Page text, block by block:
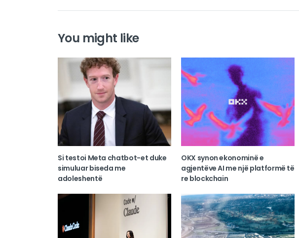
You might like
Si testoi Meta chatbot-et duke
simuluar biseda me
adoleshentë
OKX synon ekonominë e
agjentëve AI me një platformë të
re blockchain